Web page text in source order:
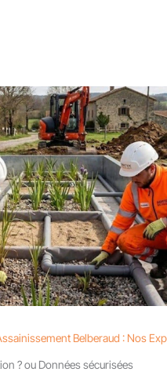
Belberaud : Nos
? ou Données sécurisées